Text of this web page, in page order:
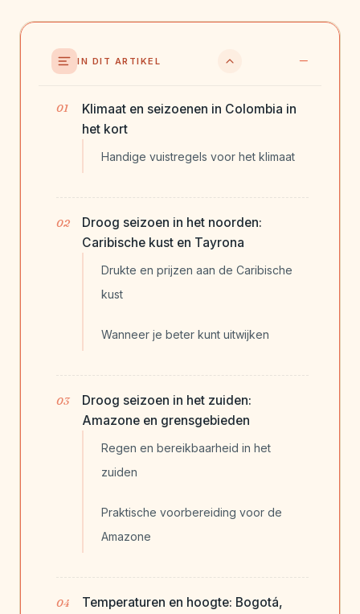
IN DIT ARTIKEL
Klimaat en seizoenen in Colombia in
het kort
Handige vuistregels voor het klimaat
Droog seizoen in het noorden:
Caribische kust en Tayrona
Drukte en prijzen aan de Caribische
kust
Wanneer je beter kunt uitwijken
Droog seizoen in het zuiden:
Amazone en grensgebieden
Regen en bereikbaarheid in het
zuiden
Praktische voorbereiding voor de
Amazone
Temperaturen en hoogte: Bogotá,